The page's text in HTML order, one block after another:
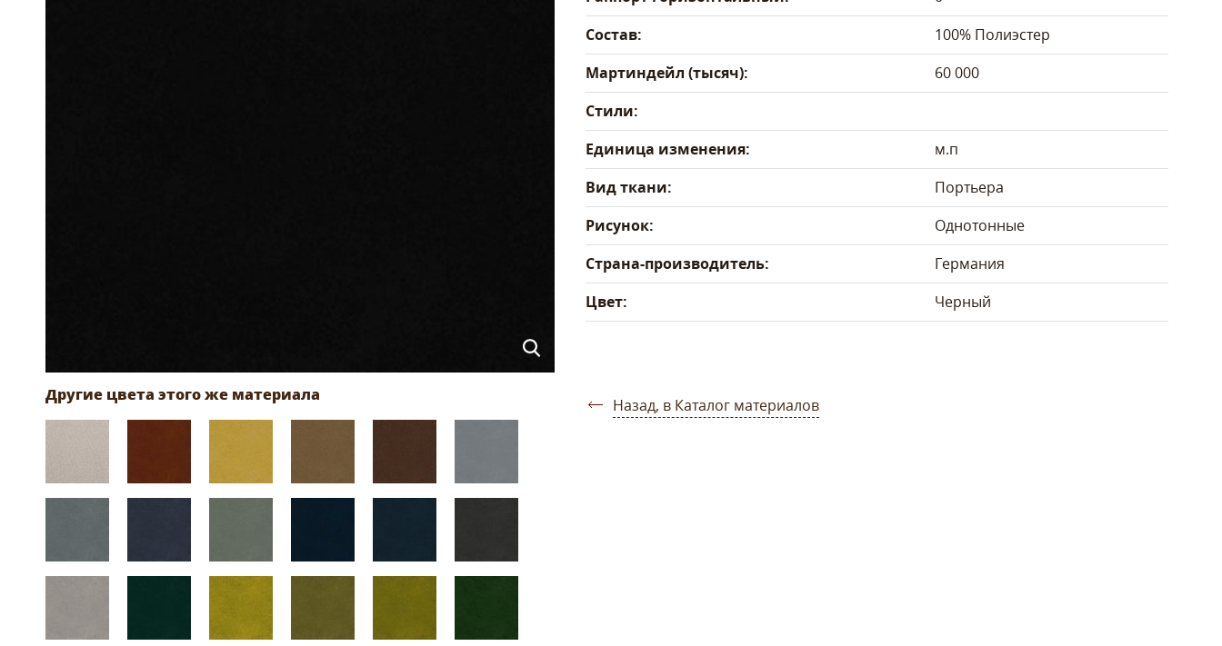
Состав:
100% Полиэстер
Мартиндейл (тысяч):
60 000
Стили:
Единица изменения:
м.п
Вид ткани:
Портьера
Рисунок:
Однотонные
Страна-производитель:
Германия
Цвет:
Черный
Назад, в Каталог материалов